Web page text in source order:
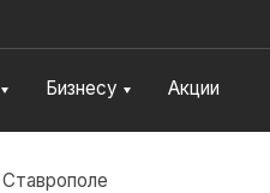
Бизнесу Акции